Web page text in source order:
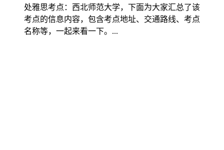
处雅思考点：西北师范大学，下面为大家汇总了该
考点的信息内容，包含考点地址、交通路线、考点
名称等，一起来看一下。...